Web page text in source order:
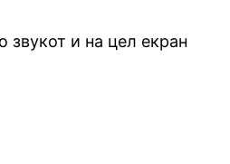
звукот и на цел екран